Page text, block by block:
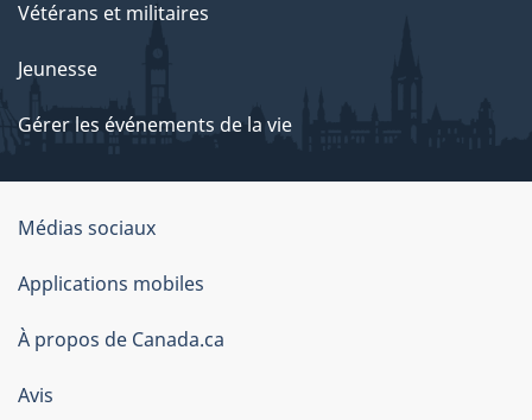
Vétérans et militaires
Jeunesse
Gérer les événements de la vie
Organisation
du
gouvernement
du
Canada
Médias sociaux
Applications mobiles
À propos de Canada.ca
Avis